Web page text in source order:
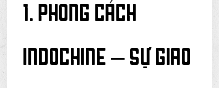
1. Phong cách
Indochine – Sự giao